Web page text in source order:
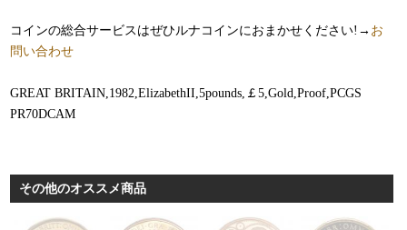
コインの総合サービスはぜひルナコインにおまかせください!→ お
問い合わせ
GREAT BRITAIN,1982,ElizabethII,5pounds,￡5,Gold,Proof,PCGS
PR70DCAM
その他のオススメ商品